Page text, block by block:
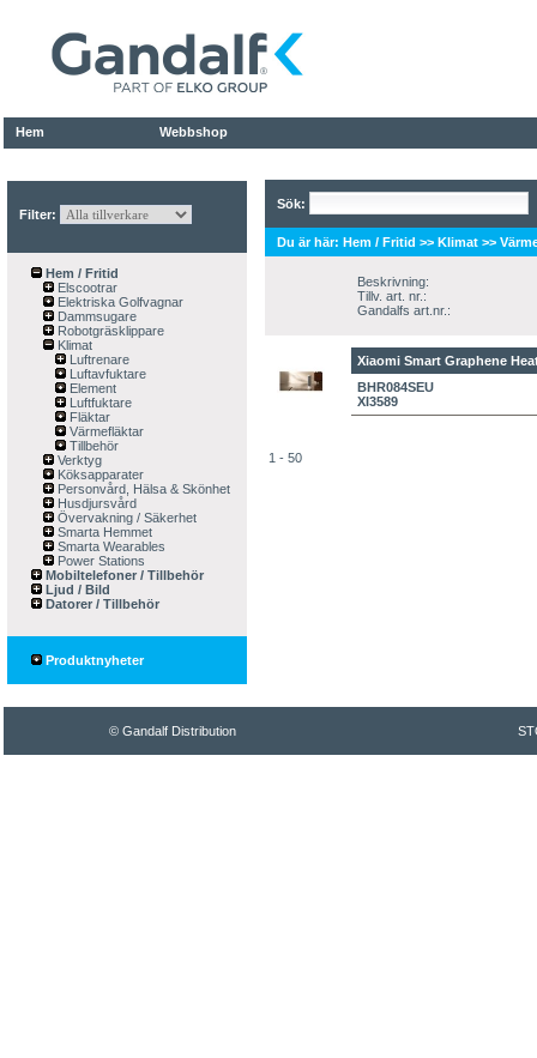
Hem Webbshop
Filter:
Hem / Fritid
Elscootrar
Elektriska Golfvagnar
Dammsugare
Robotgräsklippare
Klimat
Luftrenare
Luftavfuktare
Element
Luftfuktare
Fläktar
Värmefläktar
Tillbehör
Verktyg
Köksapparater
Personvård, Hälsa & Skönhet
Husdjursvård
Övervakning / Säkerhet
Smarta Hemmet
Smarta Wearables
Power Stations
Mobiltelefoner / Tillbehör
Ljud / Bild
Datorer / Tillbehör
Produktnyheter
Sök:
Du är här: Hem / Fritid >> Klimat >>
Beskrivning:
Tillv. art. nr.:
Gandalfs art.nr.:
Xiaomi Smart Graphene
BHR084SEU
XI3589
1 - 50
© Gandalf Distribution